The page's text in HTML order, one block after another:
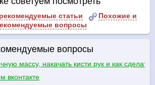
статьи
Похожие и
вопросы
вопросы
массу, накачать кисти рук и как
вконтакте